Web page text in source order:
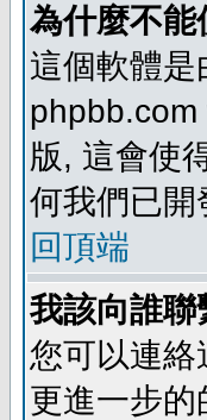
為什麼不
這個軟體
版, 這會使
何我們已開
回頂端
我該向誰
您可以連絡
更進一步